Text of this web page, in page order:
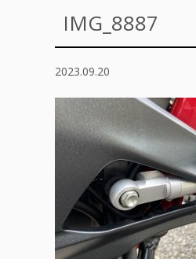
IMG_8887
2023.09.20